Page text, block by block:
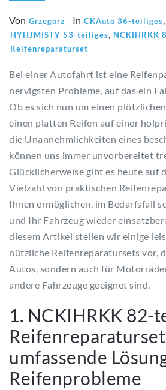
Von Grzegorz In CKAuto 36-teiliges,
HYHJMISTY 53-teiliges, NCKIHRKK
Reifenreparaturset
Bei einer Autofahrt ist eine
nervigsten Probleme, auf das ein
Ob es sich nun um einen
einen platten Reifen auf einer
die Unannehmlichkeiten eines
können uns immer unvorbereitet
Glücklicherweise gibt es heute auf
Vielzahl von praktischen
Ihnen ermöglichen, im Bedarfsfall
und Ihr Fahrzeug wieder
diesem Artikel stellen wir einige
nützliche Reifenreparatursets vor,
Autos, sondern auch für
andere Fahrzeuge geeignet sind.
1. NCKIHRKK 82-
umfassende
Reifenprobleme